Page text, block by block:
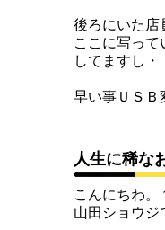
後ろにいた店
ここに写っ
してますし・
早い事ＵＳＢ
人生に稀な
こんにちわ
山田ショウジ